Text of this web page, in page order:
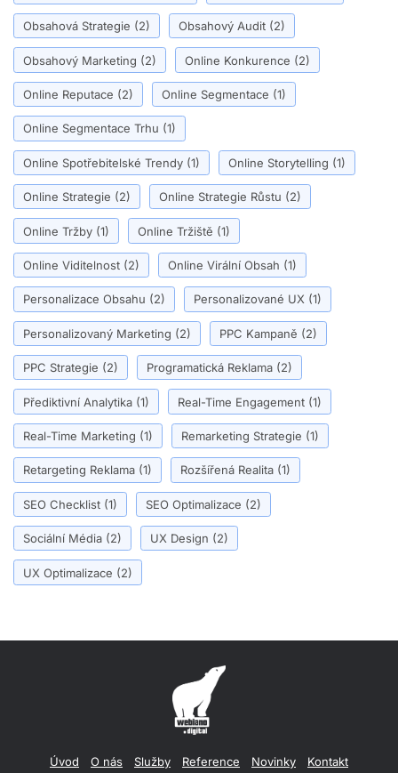
Obsahová Strategie (2) Obsahový Audit (2)
Obsahový Marketing (2) Online Konkurence (2)
Online Reputace (2) Online Segmentace (1)
Online Segmentace Trhu (1)
Online Spotřebitelské Trendy (1) Online Storytelling (1)
Online Strategie (2) Online Strategie Růstu (2)
Online Tržby (1) Online Tržiště (1)
Online Viditelnost (2) Online Virální Obsah (1)
Personalizace Obsahu (2) Personalizované UX (1)
Personalizovaný Marketing (2) PPC Kampaně (2)
PPC Strategie (2) Programatická Reklama (2)
Přediktivní Analytika (1) Real-Time Engagement (1)
Real-Time Marketing (1) Remarketing Strategie (1)
Retargeting Reklama (1) Rozšířená Realita (1)
SEO Checklist (1) SEO Optimalizace (2)
Sociální Média (2) UX Design (2)
UX Optimalizace (2)
Úvod O nás Služby Reference Novinky Kontakt